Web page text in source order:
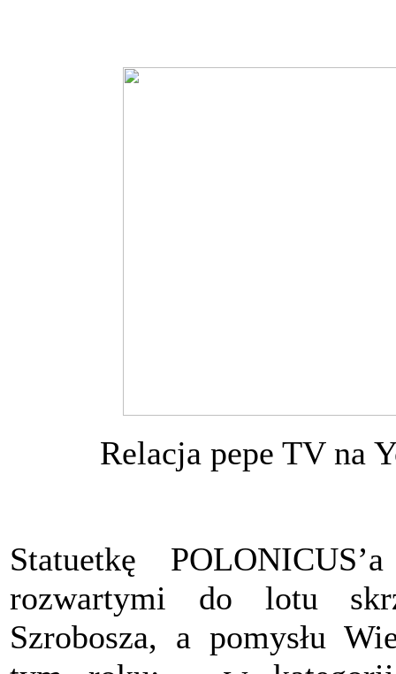
Relacja pepe TV na
Statuetkę
rozwartymi do lotu
Szrobosza, a pomysłu